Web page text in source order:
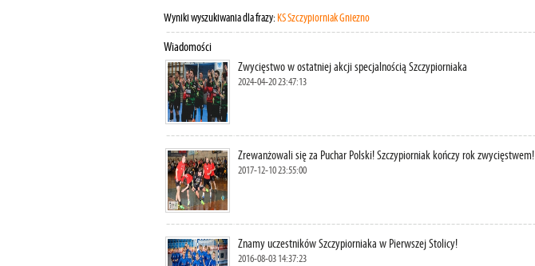
Wyniki wyszukiwania dla frazy:KS Szczypiorniak Gniezno
Wiadomości
Zwycięstwo w ostatniej akcji specjalnością Szczypiorniaka
2024-04-20 23:47:13
Zrewanżowali się za Puchar Polski! Szczypiorniak kończy rok zwycięstwem!
2017-12-10 23:55:00
Znamy uczestników Szczypiorniaka w Pierwszej Stolicy!
2016-08-03 14:37:23